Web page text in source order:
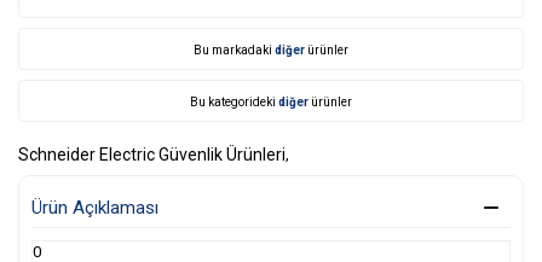
Bu markadaki diğer ürünler
Bu kategorideki diğer ürünler
Schneider Electric Güvenlik Ürünleri
Ürün Açıklaması
0